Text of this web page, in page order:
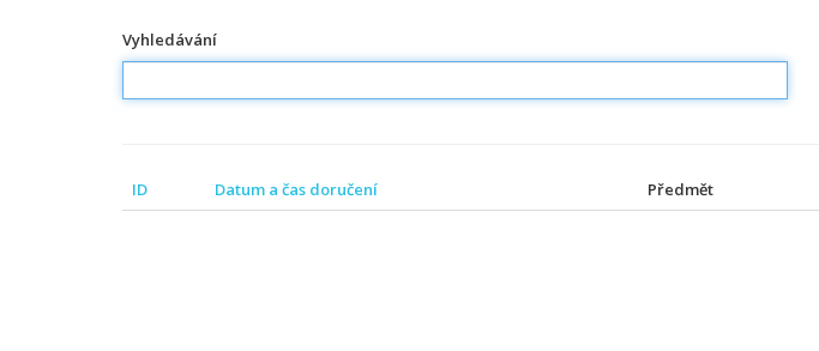
Vyhledávání
ID Datum a čas doručení Předmět